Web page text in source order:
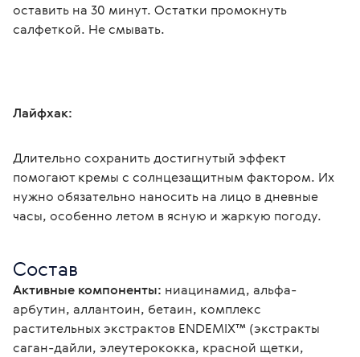
оставить на 30 минут. Остатки промокнуть
салфеткой. Не смывать.
Лайфхак:
Длительно сохранить достигнутый эффект
помогают кремы с солнцезащитным фактором. Их
нужно обязательно наносить на лицо в дневные
часы, особенно летом в ясную и жаркую погоду.
Состав
Активные компоненты: ниацинамид, альфа-
арбутин, аллантоин, бетаин, комплекс
растительных экстрактов ENDEMIX™ (экстракты
саган-дайли, элеутерококка, красной щетки,